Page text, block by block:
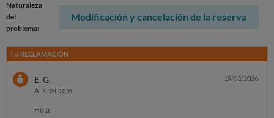
Naturaleza
del
problema:
Modificación y cancelación de la reserva
TU RECLAMACIÓN
E. G.
A: Kiwi.com
19/03/2026
Hola,